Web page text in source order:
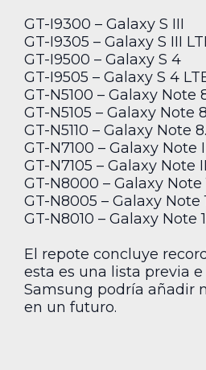
GT-I9300 – Galaxy S III
GT-I9305 – Galaxy S III
GT-I9500 – Galaxy S 4
GT-I9505 – Galaxy S 4
GT-N5100 – Galaxy Note
GT-N5105 – Galaxy Note
GT-N5110 – Galaxy Note
GT-N7100 – Galaxy Note
GT-N7105 – Galaxy Note
GT-N8000 – Galaxy Note
GT-N8005 – Galaxy Note
GT-N8010 – Galaxy Note
El repote concluye
esta es una lista previa
Samsung podría añadir
en un futuro.